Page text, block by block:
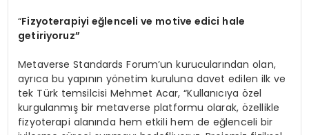
“Fizyoterapiyi eğlenceli ve motive edici hale
getiriyoruz”
Metaverse Standards Forum’un kurucularından olan,
ayrıca bu yapının yönetim kuruluna davet edilen ilk ve
tek Türk temsilcisi Mehmet Acar, “Kullanıcıya özel
kurgulanmış bir metaverse platformu olarak, özellikle
fizyoterapi alanında hem etkili hem de eğlenceli bir